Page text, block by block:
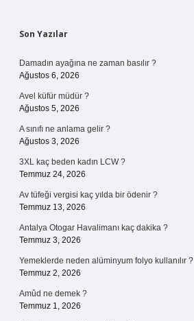
Sidebar
Son Yazılar
Damadın ayağına ne zaman basılır ?
Ağustos 6, 2026
Avel küfür müdür ?
Ağustos 5, 2026
A sınıfı ne anlama gelir ?
Ağustos 3, 2026
3XL kaç beden kadın LCW ?
Temmuz 24, 2026
Av tüfeği vergisi kaç yılda bir ödenir ?
Temmuz 13, 2026
Antalya Otogar Havalimanı kaç dakika ?
Temmuz 3, 2026
Yemeklerde neden alüminyum folyo kullanılır ?
Temmuz 2, 2026
Amûd ne demek ?
Temmuz 1, 2026